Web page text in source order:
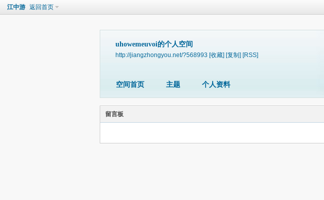
江中游 返回首页
uhowemeuvoi的个人空间
http://jiangzhongyou.net/?568993 [收藏] [复制] [RSS]
空间首页 主题 个人资料
留言板